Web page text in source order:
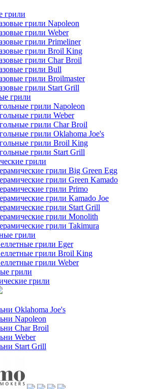
грили
грили Napoleon
грили Weber
грили Primeliner
грили Broil King
грили Char Broil
грили Bull
грили Broilmaster
грили Start Grill
грили
грили Napoleon
грили Weber
грили Char Broil
грили Oklahoma Joe's
грили Broil King
грили Start Grill
грили
грили Big Green Egg
грили Green Kamado
грили Primo
грили Kamado Joe
грили Start Grill
грили Monolith
грили Takimura
грили
грили Eger
грили Broil King
грили Weber
грили
грили
Oklahoma Joe's
Napoleon
Char Broil
Weber
Start Grill